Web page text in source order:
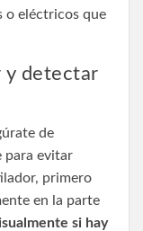
o eléctricos que
y detectar
de
para evitar
primero
en la parte
si hay